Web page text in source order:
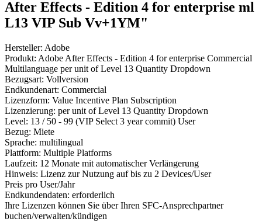
After Effects - Edition 4 for enterprise ml
L13 VIP Sub Vv+1YM"
Hersteller: Adobe
Produkt: Adobe After Effects - Edition 4 for enterprise Commercial
Multilanguage per unit of Level 13 Quantity Dropdown
Bezugsart: Vollversion
Endkundenart: Commercial
Lizenzform: Value Incentive Plan Subscription
Lizenzierung: per unit of Level 13 Quantity Dropdown
Level: 13 / 50 - 99 (VIP Select 3 year commit) User
Bezug: Miete
Sprache: multilingual
Plattform: Multiple Platforms
Laufzeit: 12 Monate mit automatischer Verlängerung
Hinweis: Lizenz zur Nutzung auf bis zu 2 Devices/User
Preis pro User/Jahr
Endkundendaten: erforderlich
Ihre Lizenzen können Sie über Ihren SFC-Ansprechpartner
buchen/verwalten/kündigen